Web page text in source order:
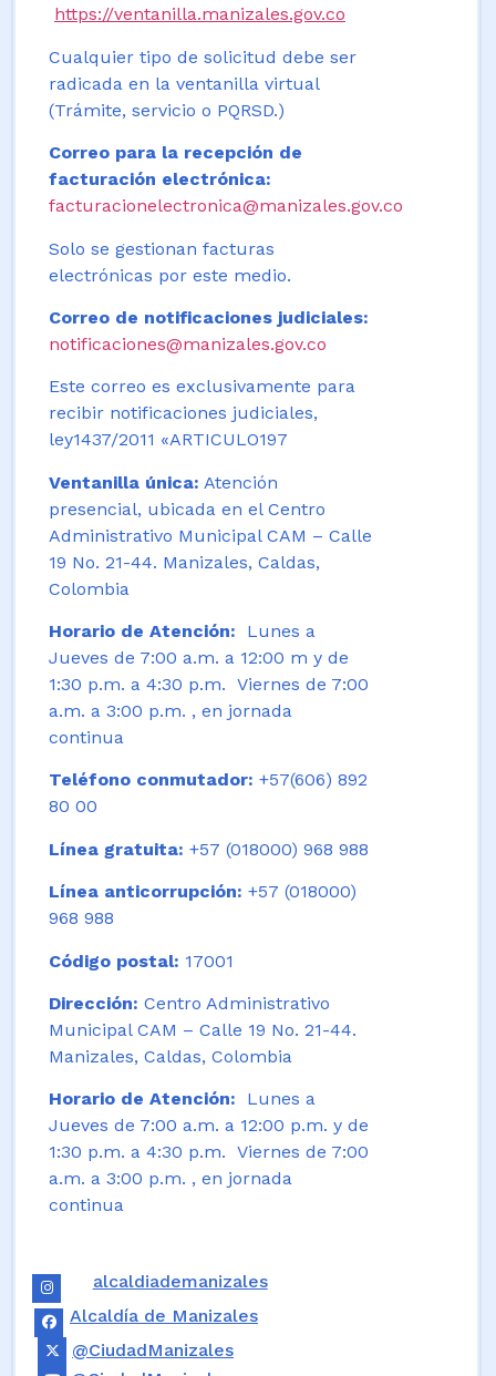
https://ventanilla.manizales.gov.co
Cualquier tipo de solicitud debe ser
radicada en la ventanilla virtual
(Trámite, servicio o PQRSD.)
Correo para la recepción de
facturación electrónica:
facturacionelectronica@manizales.gov.co
Solo se gestionan facturas
electrónicas por este medio.
Correo de notificaciones judiciales:
notificaciones@manizales.gov.co
Este correo es exclusivamente para
recibir notificaciones judiciales,
ley1437/2011 «ARTICULO197
Ventanilla única: Atención
presencial, ubicada en el Centro
Administrativo Municipal CAM – Calle
19 No. 21-44. Manizales, Caldas,
Colombia
Horario de Atención:
Lunes a
Jueves de 7:00 a.m. a 12:00 m y de
1:30 p.m. a 4:30 p.m. Viernes de 7:00
a.m. a 3:00 p.m. , en jornada
continua
Teléfono conmutador: +57(606) 892
80 00
Línea gratuita: +57 (018000) 968 988
Línea anticorrupción: +57 (018000)
968 988
Código postal: 17001
Dirección: Centro Administrativo
Municipal CAM – Calle 19 No. 21-44.
Manizales, Caldas, Colombia
Horario de Atención: Lunes a
Jueves de 7:00 a.m. a 12:00 p.m. y de
1:30 p.m. a 4:30 p.m. Viernes de 7:00
a.m. a 3:00 p.m. , en jornada
continua
alcaldiademanizales
Alcaldía de Manizales
@CiudadManizales